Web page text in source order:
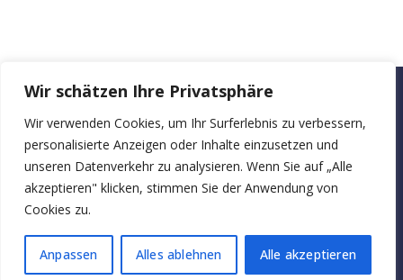
Wir schätzen Ihre Privatsphäre
Wir verwenden Cookies, um Ihr Surferlebnis zu verbessern,
personalisierte Anzeigen oder Inhalte einzusetzen und
unseren Datenverkehr zu analysieren. Wenn Sie auf „Alle
akzeptieren" klicken, stimmen Sie der Anwendung von
Cookies zu.
Anpassen Alles ablehnen Alle akzeptieren
bueroraeume-zu-
mieten.at
StartseiteÜber
uns
BlogKontakt
Copyright © 2025. Alle rechten voorbehouden.